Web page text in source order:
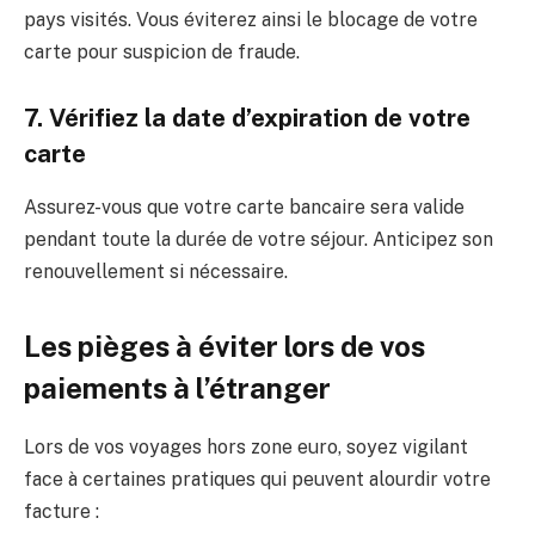
pays visités. Vous éviterez ainsi le blocage de votre
carte pour suspicion de fraude.
7. Vérifiez la date d’expiration de votre
carte
Assurez-vous que votre carte bancaire sera valide
pendant toute la durée de votre séjour. Anticipez son
renouvellement si nécessaire.
Les pièges à éviter lors de vos
paiements à l’étranger
Lors de vos voyages hors zone euro, soyez vigilant
face à certaines pratiques qui peuvent alourdir votre
facture :